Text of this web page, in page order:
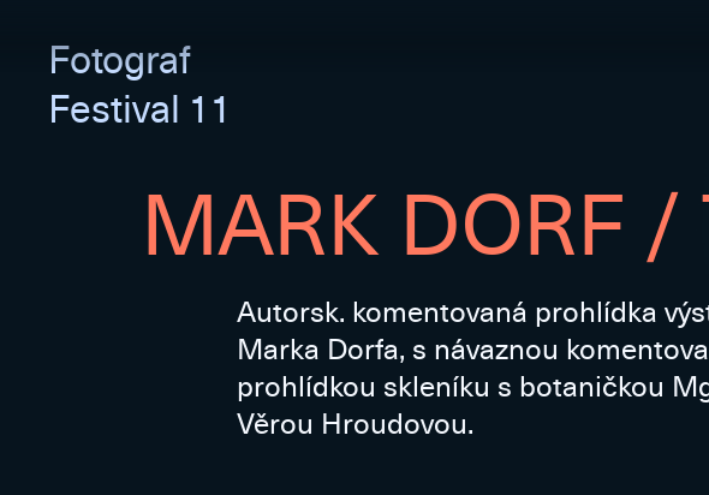
Fotograf
Festival 11
MARK DORF
Autorsk. komentovaná prohlídka
Marka Dorfa, s návaznou
prohlídkou skleníku s botaničkou
Věrou Hroudovou.